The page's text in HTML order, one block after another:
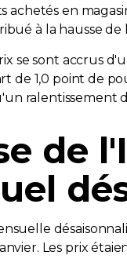
achetés en
à la hausse de
se sont accrus
de 1,0 point de
ralentissement
de
Les prix